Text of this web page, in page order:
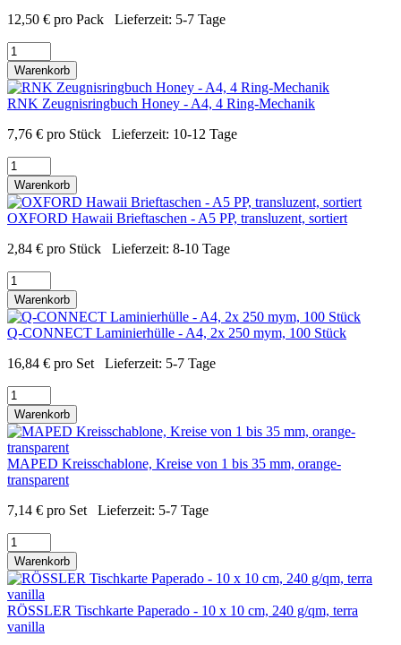
12,50 € pro Pack Lieferzeit: 5-7 Tage
Warenkorb
RNK Zeugnisringbuch Honey - A4, 4 Ring-Mechanik
7,76 € pro Stück Lieferzeit: 10-12 Tage
Warenkorb
OXFORD Hawaii Brieftaschen - A5 PP, transluzent, sortiert
2,84 € pro Stück Lieferzeit: 8-10 Tage
Warenkorb
Q-CONNECT Laminierhülle - A4, 2x 250 mym, 100 Stück
16,84 € pro Set Lieferzeit: 5-7 Tage
Warenkorb
MAPED Kreisschablone, Kreise von 1 bis 35 mm, orange-
transparent
7,14 € pro Set Lieferzeit: 5-7 Tage
Warenkorb
RÖSSLER Tischkarte Paperado - 10 x 10 cm, 240 g/qm, terra
vanilla